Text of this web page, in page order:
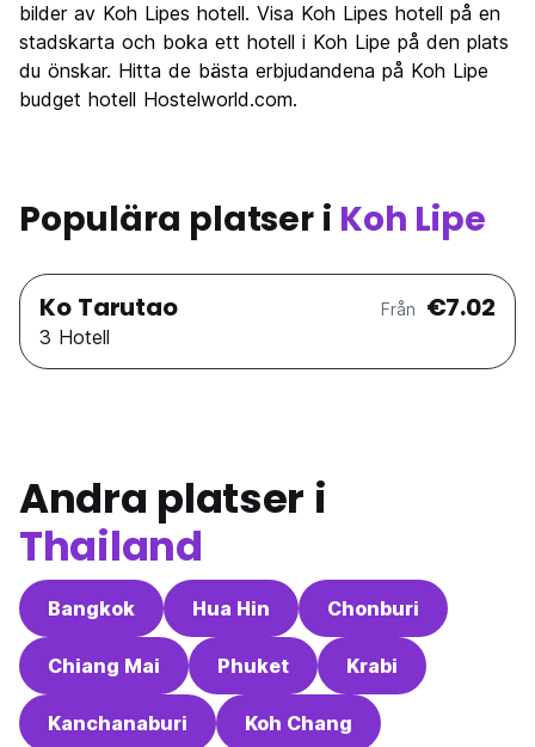
bilder av Koh Lipes hotell. Visa Koh Lipes hotell på en
stadskarta och boka ett hotell i Koh Lipe på den plats
du önskar. Hitta de bästa erbjudandena på Koh Lipe
budget hotell Hostelworld.com.
Populära platser i Koh Lipe
Ko Tarutao Från €7.02
3 Hotell
Andra platser i
Thailand
Bangkok Hua Hin Chonburi
Chiang Mai Phuket Krabi
Kanchanaburi Koh Chang